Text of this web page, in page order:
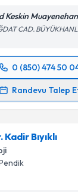
Keskin
CAD.
0 (850) 474 50
Randevu Talep
Talebi
e-
Kadir Bıyıklı